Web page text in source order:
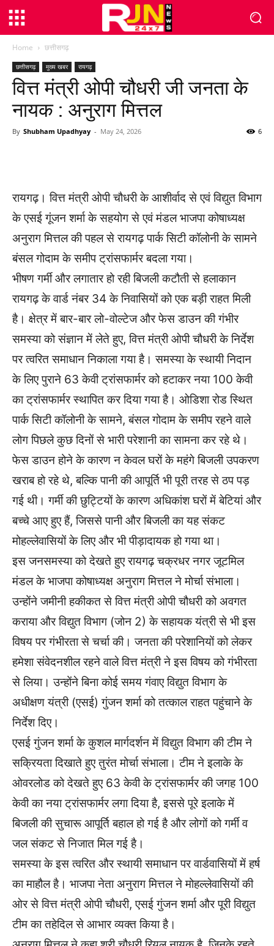
Home छत्तीसगढ़
छत्तीसगढ़ मुख्य खबर रायगढ़
वित्त मंत्री ओपी चौधरी जी जनता के
नायक : अनुराग मित्तल
By Shubham Upadhyay - May 24, 2026 6
रायगढ़। वित्त मंत्री ओपी चौधरी के आशीर्वाद से एवं विद्युत विभाग
के एसई गूंजन शर्मा के सहयोग से एवं मंडल भाजपा कोषाध्यक्ष
अनुराग मित्तल की पहल से रायगढ़ पार्क सिटी कॉलोनी के सामने
बंसल गोदाम के समीप ट्रांसफार्मर बदला गया।
भीषण गर्मी और लगातार हो रही बिजली कटौती से हलाकान
रायगढ़ के वार्ड नंबर 34 के निवासियों को एक बड़ी राहत मिली
है। क्षेत्र में बार-बार लो-वोल्टेज और फेस डाउन की गंभीर
समस्या को संज्ञान में लेते हुए, वित्त मंत्री ओपी चौधरी के निर्देश
पर त्वरित समाधान निकाला गया है। समस्या के स्थायी निदान
के लिए पुराने 63 केवी ट्रांसफार्मर को हटाकर नया 100 केवी
का ट्रांसफार्मर स्थापित कर दिया गया है। ओडिशा रोड स्थित
पार्क सिटी कॉलोनी के सामने, बंसल गोदाम के समीप रहने वाले
लोग पिछले कुछ दिनों से भारी परेशानी का सामना कर रहे थे।
फेस डाउन होने के कारण न केवल घरों के महंगे बिजली उपकरण
खराब हो रहे थे, बल्कि पानी की आपूर्ति भी पूरी तरह से ठप पड़
गई थी। गर्मी की छुट्टियों के कारण अधिकांश घरों में बेटियां और
बच्चे आए हुए हैं, जिससे पानी और बिजली का यह संकट
मोहल्लेवासियों के लिए और भी पीड़ादायक हो गया था।
इस जनसमस्या को देखते हुए रायगढ़ चक्रधर नगर जूटमिल
मंडल के भाजपा कोषाध्यक्ष अनुराग मित्तल ने मोर्चा संभाला।
उन्होंने जमीनी हकीकत से वित्त मंत्री ओपी चौधरी को अवगत
कराया और विद्युत विभाग (जोन 2) के सहायक यंत्री से भी इस
विषय पर गंभीरता से चर्चा की। जनता की परेशानियों को लेकर
हमेशा संवेदनशील रहने वाले वित्त मंत्री ने इस विषय को गंभीरता
से लिया। उन्होंने बिना कोई समय गंवाए विद्युत विभाग के
अधीक्षण यंत्री (एसई) गुंजन शर्मा को तत्काल राहत पहुंचाने के
निर्देश दिए।
एसई गुंजन शर्मा के कुशल मार्गदर्शन में विद्युत विभाग की टीम ने
सक्रियता दिखाते हुए तुरंत मोर्चा संभाला। टीम ने इलाके के
ओवरलोड को देखते हुए 63 केवी के ट्रांसफार्मर की जगह 100
केवी का नया ट्रांसफार्मर लगा दिया है, इससे पूरे इलाके में
बिजली की सुचारू आपूर्ति बहाल हो गई है और लोगों को गर्मी व
जल संकट से निजात मिल गई है।
समस्या के इस त्वरित और स्थायी समाधान पर वार्डवासियों में हर्ष
का माहौल है। भाजपा नेता अनुराग मित्तल ने मोहल्लेवासियों की
ओर से वित्त मंत्री ओपी चौधरी, एसई गुंजन शर्मा और पूरी विद्युत
टीम का तहेदिल से आभार व्यक्त किया है।